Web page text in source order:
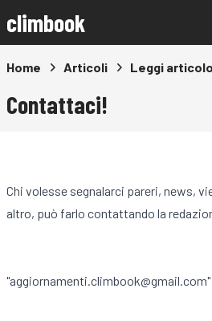
climbook
Home Articoli Leggi articolo
Contattaci!
Chi volesse segnalarci pareri, news,
altro, può farlo contattando la